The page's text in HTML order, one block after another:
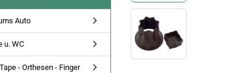
Auto
u. WC
- Orthesen - Finger